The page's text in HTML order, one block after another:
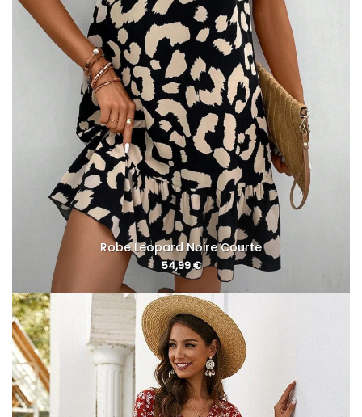
Robe Leopard Noire Courte
54,99€